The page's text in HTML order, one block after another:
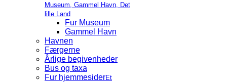
Museum, Gammel Havn, Det
lille Land
Fur Museum
Gammel Havn
Havnen
Færgerne
Årlige begivenheder
Bus og taxa
Fur hjemmesiderEt